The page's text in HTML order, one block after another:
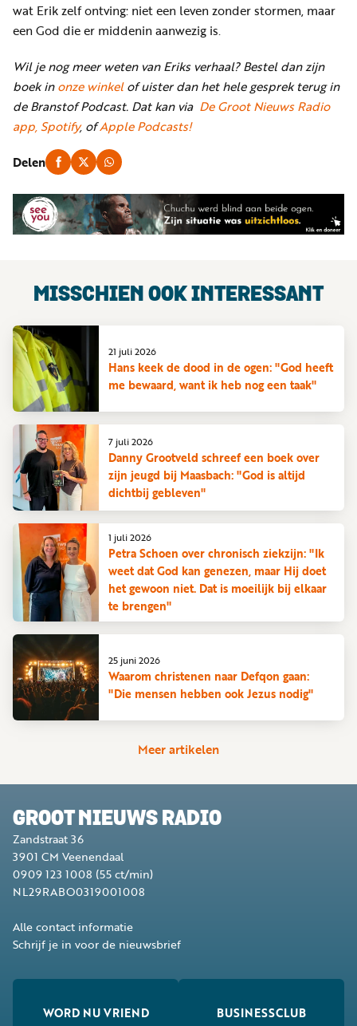
wat Erik zelf ontving: niet een leven zonder stormen, maar
een God die er middenin aanwezig is.
Wil je nog meer weten van Eriks verhaal? Bestel dan zijn
boek inonze winkelof uisterdan het hele gesprek terug in
de Branstof Podcast. Dat kan via De Groot Nieuws Radio
app,Spotify, ofApple Podcasts!
Delen
MISSCHIEN OOK INTERESSANT
Hans keek de dood in de ogen: "God heeft
me bewaard, want ik heb nog een taak"
21 juli 2026
Danny Grootveld schreef een boek over
zijn jeugd bij Maasbach: "God is altijd
dichtbij gebleven"
7 juli 2026
Petra Schoen over chronisch ziekzijn: "Ik
weet dat God kan genezen, maar Hij doet
het gewoon niet. Dat is moeilijk bij elkaar
te brengen"
1 juli 2026
Waarom christenen naar Defqon gaan:
"Die mensen hebben ook Jezus nodig"
25 juni 2026
Meer artikelen
GROOT NIEUWS RADIO
Zandstraat 36
3901 CM Veenendaal
0909 123 1008 (55 ct/min)
NL29RABO0319001008
Alle contact informatie
Schrijf je in voor de nieuwsbrief
WORD NU VRIEND BUSINESSCLUB